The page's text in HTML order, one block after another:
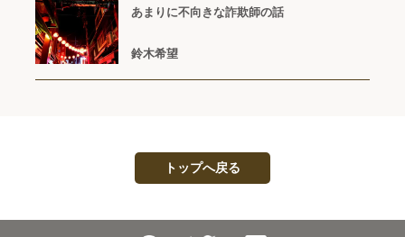
あまりに不向きな詐欺師の話
鈴木希望
トップへ戻る